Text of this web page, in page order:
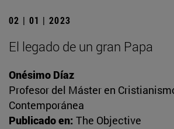
02 | 01 | 2023
El legado de un gran Papa
Onésimo Díaz
Profesor del Máster en
Contemporánea
Publicado en: The Objective